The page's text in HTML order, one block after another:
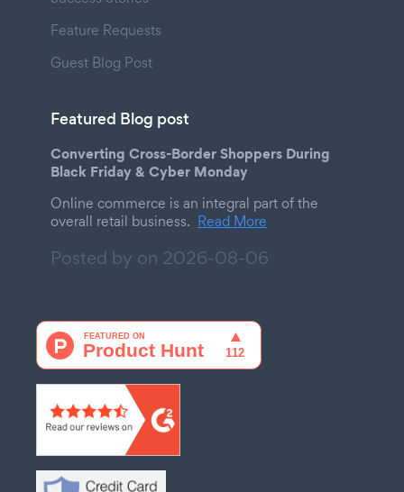
Feature Requests
Guest Blog Post
Featured Blog post
Converting Cross-Border Shoppers During
Black Friday & Cyber Monday
Online commerce is an integral part of the
overall retail business. Read More
Posted by on 2026-08-06